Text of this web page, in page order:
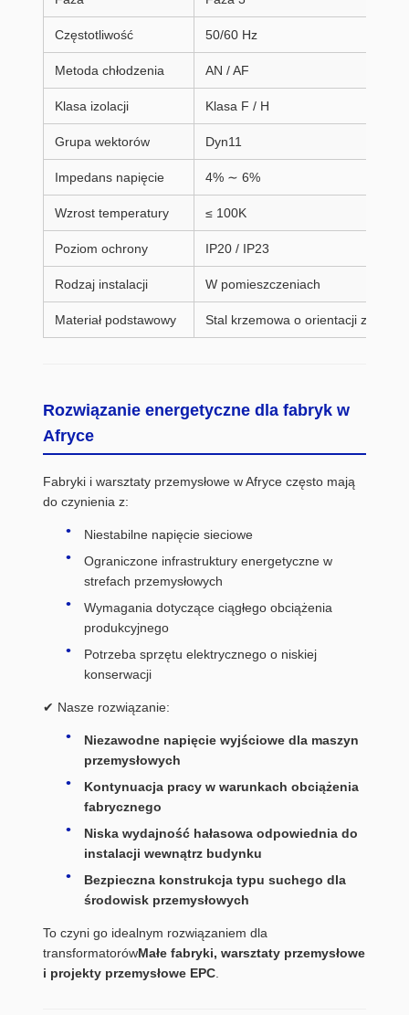
Częstotliwość 50/60 Hz
Metoda chłodzenia AN / AF
Klasa izolacji Klasa F / H
Grupa wektorów Dyn11
Impedans napięcie 4% ∼ 6%
Wzrost temperatury ≤ 100K
Poziom ochrony IP20 / IP23
Rodzaj instalacji W pomieszczeniach
Materiał podstawowy Stal krzemowa o orientacji ziarna
Rozwiązanie energetyczne dla fabryk w
Afryce
Fabryki i warsztaty przemysłowe w Afryce często mają
do czynienia z:
Niestabilne napięcie sieciowe
Ograniczone infrastruktury energetyczne w
strefach przemysłowych
Wymagania dotyczące ciągłego obciążenia
produkcyjnego
Potrzeba sprzętu elektrycznego o niskiej
konserwacji
✔ Nasze rozwiązanie:
Niezawodne napięcie wyjściowe dla maszyn
przemysłowych
Kontynuacja pracy w warunkach obciążenia
fabrycznego
Niska wydajność hałasowa odpowiednia do
instalacji wewnątrz budynku
Bezpieczna konstrukcja typu suchego dla
środowisk przemysłowych
To czyni go idealnym rozwiązaniem dla
transformatorówMałe fabryki, warsztaty przemysłowe
i projekty przemysłowe EPC